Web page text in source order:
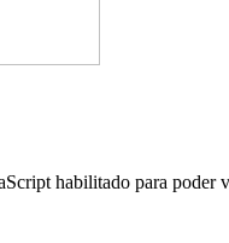
habilitado para poder